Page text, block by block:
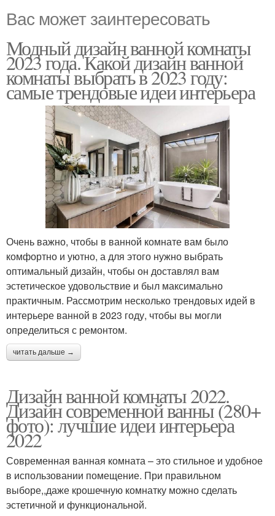
Вас может заинтересовать
Модный дизайн ванной комнаты
2023 года. Какой дизайн ванной
комнаты выбрать в 2023 году:
самые трендовые идеи интерьера
Очень важно, чтобы в ванной комнате вам было
комфортно и уютно, а для этого нужно выбрать
оптимальный дизайн, чтобы он доставлял вам
эстетическое удовольствие и был максимально
практичным. Рассмотрим несколько трендовых идей в
интерьере ванной в 2023 году, чтобы вы могли
определиться с ремонтом.
читать дальше →
Дизайн ванной комнаты 2022.
Дизайн современной ванны (280+
фото): лучшие идеи интерьера
2022
Современная ванная комната – это стильное и удобное
в использовании помещение. При правильном
выборе,,даже крошечную комнатку можно сделать
эстетичной и функциональной.